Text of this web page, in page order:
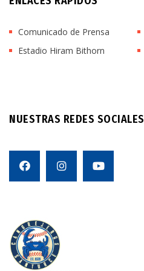
Comunicado de Prensa
Estadio Hiram Bithorn
NUESTRAS REDES SOCIALES